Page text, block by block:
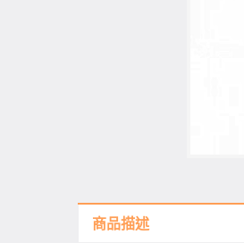
商品描述